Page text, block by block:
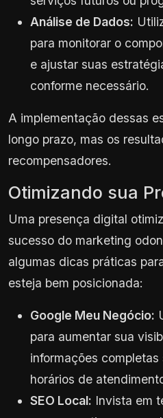
Análise de Dados:
para monitorar o
e ajustar suas
conforme necessário.
A implementação dessas
longo prazo, mas os
recompensadores.
Otimizando sua
Uma presença digital
sucesso do marketing
algumas dicas práticas
esteja bem posicionada:
Google Meu Negócio:
para aumentar sua
informações
horários de
SEO Local: Invista em